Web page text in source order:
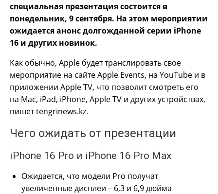
специальная презентация состоится в
понедельник, 9 сентября. На этом мероприятии
ожидается анонс долгожданной серии iPhone
16 и других новинок.
Как обычно, Apple будет транслировать свое
мероприятие на сайте Apple Events, на YouTube и в
приложении Apple TV, что позволит смотреть его
на Mac, iPad, iPhone, Apple TV и других устройствах,
пишет tengrinews.kz.
Чего ожидать от презентации
iPhone 16 Pro и iPhone 16 Pro Max
Ожидается, что модели Pro получат
увеличенные дисплеи – 6,3 и 6,9 дюйма